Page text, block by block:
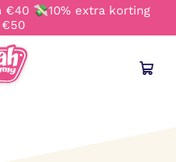
€40 💸10% extra korting